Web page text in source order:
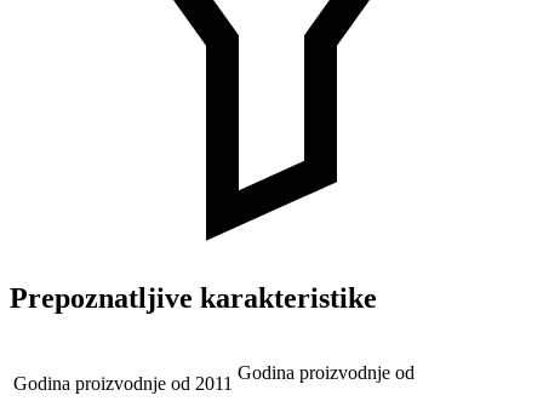
Prepoznatljive karakteristike
Godina proizvodnje od 2011
Godina proizvodnje od